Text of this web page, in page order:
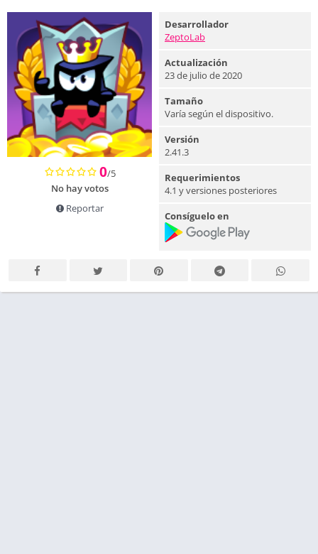
0/5
No hay votos
Reportar
Desarrollador
ZeptoLab
Actualización
23 de julio de 2020
Tamaño
Varía según el dispositivo.
Versión
2.41.3
Requerimientos
4.1 y versiones posteriores
Consíguelo en